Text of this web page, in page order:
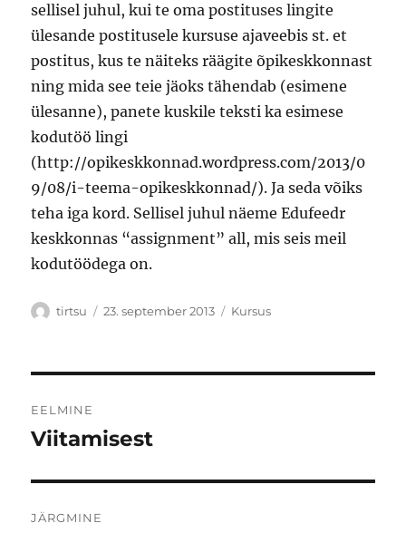
sellisel juhul, kui te oma postituses lingite
ülesande postitusele kursuse ajaveebis st. et
postitus, kus te näiteks räägite õpikeskkonnast
ning mida see teie jäoks tähendab (esimene
ülesanne), panete kuskile teksti ka esimese
kodutöö lingi
(http://opikeskkonnad.wordpress.com/2013/0
9/08/i-teema-opikeskkonnad/). Ja seda võiks
teha iga kord. Sellisel juhul näeme Edufeedr
keskkonnas “assignment” all, mis seis meil
kodutöödega on.
Autor
tirtsu Postitatud
23. september 2013 Rubriigid
Kursus
EELMINE
Eelmine
Viitamisest
JÄRGMINE